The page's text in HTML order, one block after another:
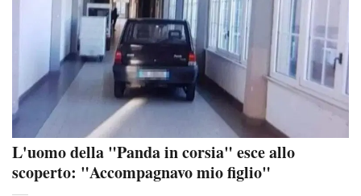
L'uomo della "Panda in corsia" esce allo
scoperto: "Accompagnavo mio figlio"